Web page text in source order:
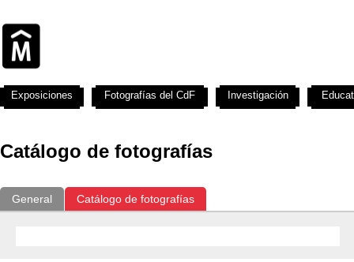
Catálogo de fotografías
General Catálogo de fotografías
Exposiciones Fotografías del CdF Investigación